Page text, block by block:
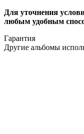
Для уточнения
любым удобным
Гарантия
Другие альбомы